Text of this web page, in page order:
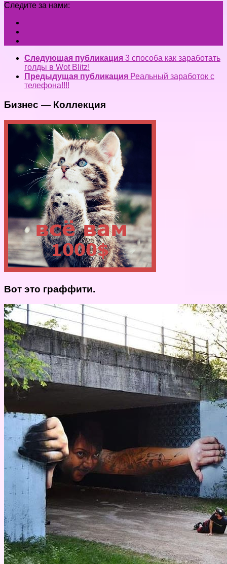
Следите за нами:
Следующая публикация 3 способа как заработать
голды в Wot Blitz!
Предыдущая публикация Реальный заработок с
телефона!!!!
Бизнес — Коллекция
Вот это граффити.